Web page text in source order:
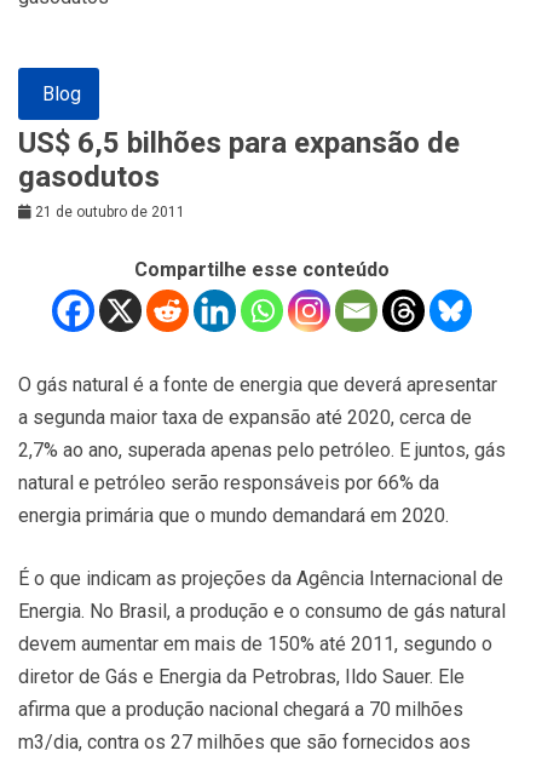
Blog
US$ 6,5 bilhões para expansão de
gasodutos
21 de outubro de 2011
Compartilhe esse conteúdo
O gás natural é a fonte de energia que deverá apresentar
a segunda maior taxa de expansão até 2020, cerca de
2,7% ao ano, superada apenas pelo petróleo. E juntos, gás
natural e petróleo serão responsáveis por 66% da
energia primária que o mundo demandará em 2020.
É o que indicam as projeções da Agência Internacional de
Energia. No Brasil, a produção e o consumo de gás natural
devem aumentar em mais de 150% até 2011, segundo o
diretor de Gás e Energia da Petrobras, Ildo Sauer. Ele
afirma que a produção nacional chegará a 70 milhões
m3/dia, contra os 27 milhões que são fornecidos aos